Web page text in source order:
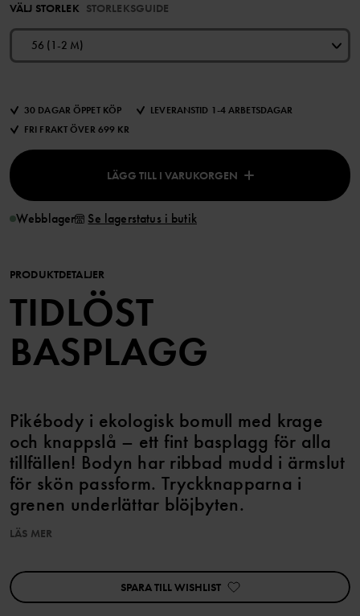
VÄLJ STORLEK STORLEKSGUIDE
56 (1-2 M)
30 DAGAR ÖPPET KÖP
LEVERANSTID 1-4 ARBETSDAGAR
FRI FRAKT ÖVER 699 KR
LÄGG TILL I VARUKORGEN
Webblager Se lagerstatus i butik
PRODUKTDETALJER
TIDLÖST
BASPLAGG
Pikébody i ekologisk bomull med krage
och knappslå – ett fint basplagg för alla
tillfällen! Bodyn har ribbad mudd i ärmslut
för skön passform. Tryckknapparna i
grenen underlättar blöjbyten.
Artikelnummer
60603464
LÄS MER
SPARA TILL WISHLIST